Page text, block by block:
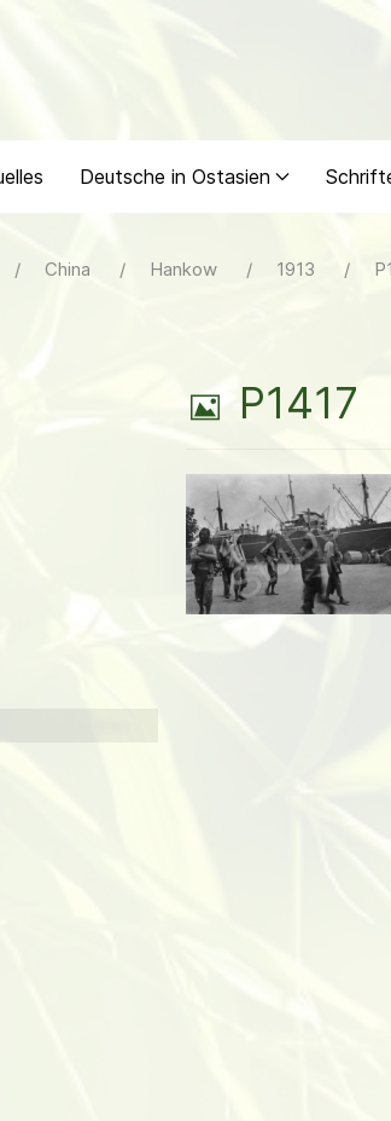
Deutsche in Ostasien
China Hankow 1913
B
l
d
P1417